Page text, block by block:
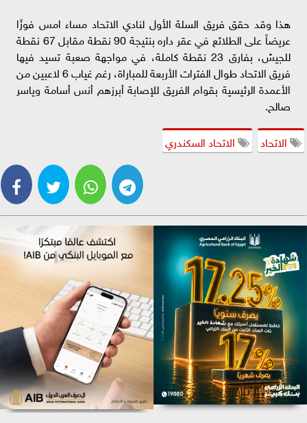
هذا وقد حقق فريق السلة الأول لنادي الاتحاد مساء امس فوزًا
عريضاً على الطلائع في عقر داره بنتيجة 90 نقطة مقابل 67 نقطة
للجيش، بفارق 23 نقطة كاملة، في مواجهة صعبة تسيد فيها
فريق الاتحاد طوال الفترات الأربعة للمباراة، رغم غياب 6 لاعبين من
الأعمدة الرئيسية بقوام الفريق للإصابة أبرزهم أنس أسامة وياسر
صالح.
الاتحاد
الاتحاد السكندري